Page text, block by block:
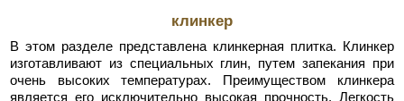
клинкер
В этом разделе представлена клинкерная плитка. Клинкер
изготавливают из специальных глин, путем запекания при
очень высоких температурах. Преимуществом клинкера
является его исключительно высокая прочность. Легкость